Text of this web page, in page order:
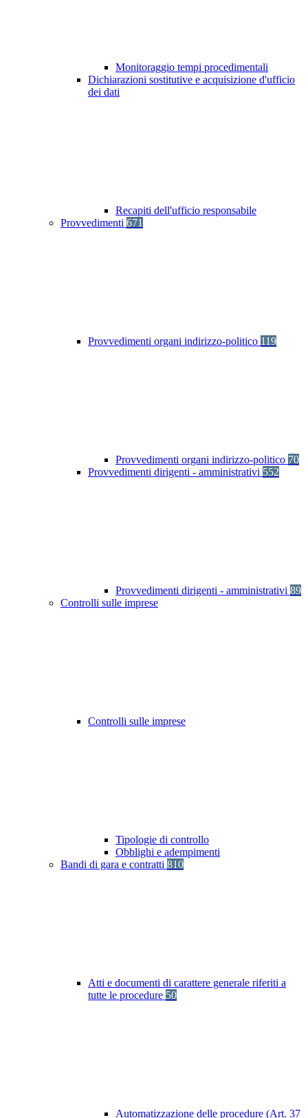
Monitoraggio tempi procedimentali
Dichiarazioni sostitutive e acquisizione d'ufficio
dei dati
Recapiti dell'ufficio responsabile
Provvedimenti 671
Provvedimenti organi indirizzo-politico 119
Provvedimenti organi indirizzo-politico 70
Provvedimenti dirigenti - amministrativi 552
Provvedimenti dirigenti - amministrativi 89
Controlli sulle imprese
Controlli sulle imprese
Tipologie di controllo
Obblighi e adempimenti
Bandi di gara e contratti 810
Atti e documenti di carattere generale riferiti a
tutte le procedure 50
Automatizzazione delle procedure (Art. 37